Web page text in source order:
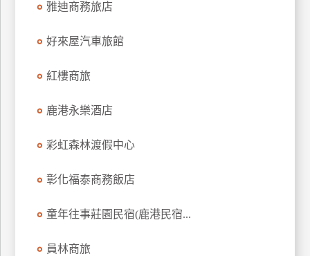
雅迪商務旅店
好來屋汽車旅館
紅樓商旅
鹿港永樂酒店
彩虹森林渡假中心
彰化福泰商務飯店
童年往事莊園民宿(鹿港民宿...
員林商旅